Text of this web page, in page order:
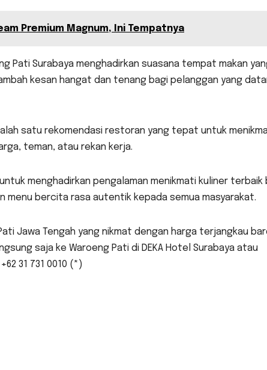
Premium Magnum, Ini Tempatnya
Pati Surabaya menghadirkan suasana tempat makan
kesan hangat dan tenang bagi pelanggan yang
satu rekomendasi restoran yang tepat untuk
teman, atau rekan kerja.
menghadirkan pengalaman menikmati kuliner terbaik
menu bercita rasa autentik kepada semua masyarakat.
Jawa Tengah yang nikmat dengan harga terjangkau
saja ke Waroeng Pati di DEKA Hotel Surabaya atau
31 731 0010 (*)